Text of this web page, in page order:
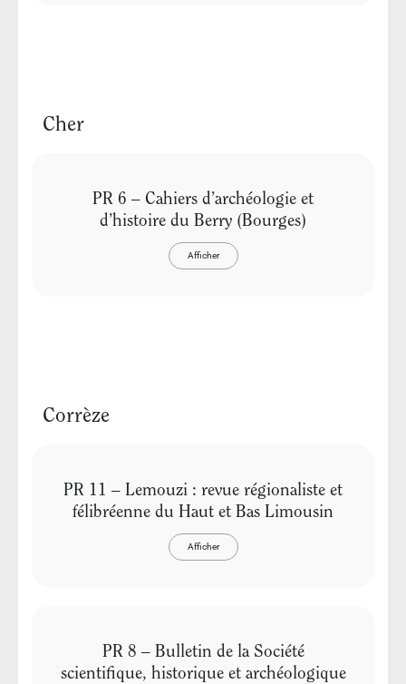
Cher
PR 6 – Cahiers d’archéologie et
d’histoire du Berry (Bourges)
Afficher
Corrèze
PR 11 – Lemouzi : revue régionaliste et
félibréenne du Haut et Bas Limousin
Afficher
PR 8 – Bulletin de la Société
scientifique, historique et archéologique